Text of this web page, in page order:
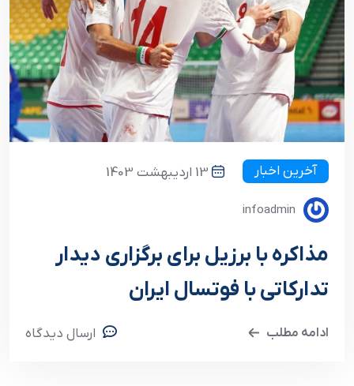
آخرین اخبار 13 اردیبهشت 1403
infoadmin
مذاکره با برزیل برای برگزاری دیدار
تدارکاتی با فوتسال ایران
ادامه مطلب ارسال دیدگاه